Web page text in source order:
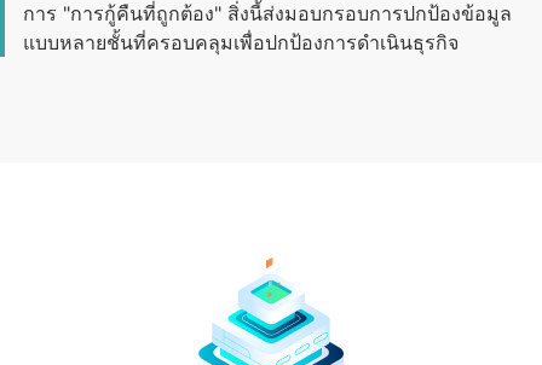
การ "การกู้คืนที่ถูกต้อง" สิ่งนี้ส่งมอบกรอบการปกป้องข้อมูล
แบบหลายชั้นที่ครอบคลุมเพื่อปกป้องการดำเนินธุรกิจ